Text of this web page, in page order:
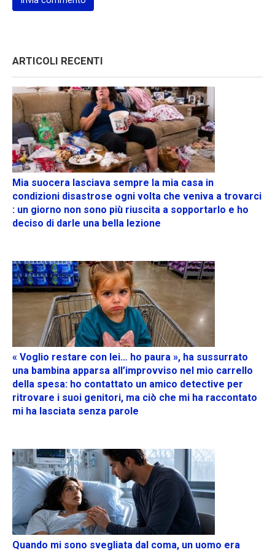
ARTICOLI RECENTI
Mia suocera lasciava sempre la mia casa in
condizioni disastrose ogni volta che veniva a trovarci
: un giorno non sono più riuscita a sopportarlo e ho
deciso di darle una bella lezione
« Voglio restare con lei… ho paura », ha sussurrato
una bambina apparsa all’improvviso nel mio carrello
della spesa: ho contattato un amico detective per
ritrovare i suoi genitori, ma ciò che mi ha raccontato
mi ha lasciata senza parole
Quando mi sono svegliata dal coma, un uomo era